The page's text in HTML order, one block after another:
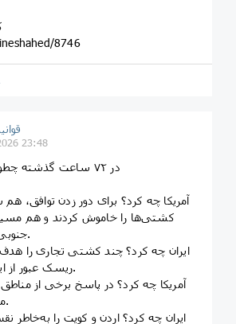
8746
23:48
🔻در ٧٢ ساعت گذشته چطور تحقیر شدند؟
کشتی‌ها را خاموش کردند و هم مسیر
جنوبی عمان تغییر دادند.
ایران چه کرد؟ چند کشتی تجاری را هدف
ریسک عبور از این مسیر را بالا برد.
مورد اصابت قرار داد.
ایران چه کرد؟ اردن و کویت را به‌خاطر